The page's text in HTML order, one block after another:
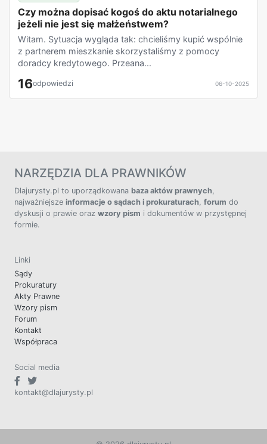
Czy można dopisać kogoś do aktu notarialnego
jeżeli nie jest się małżeństwem?
Witam. Sytuacja wygląda tak: chcieliśmy kupić wspólnie
z partnerem mieszkanie skorzystaliśmy z pomocy
doradcy kredytowego. Przeana...
16odpowiedzi 06-10-2025
NARZĘDZIA DLA PRAWNIKÓW
Dlajurysty.pl to uporządkowana baza aktów prawnych,
najważniejsze informacje o sądach i prokuraturach, forum do
dyskusji o prawie oraz wzory pism i dokumentów w przystępnej
formie.
Linki
Sądy
Prokuratury
Akty Prawne
Wzory pism
Forum
Kontakt
Współpraca
Social media
kontakt@dlajurysty.pl